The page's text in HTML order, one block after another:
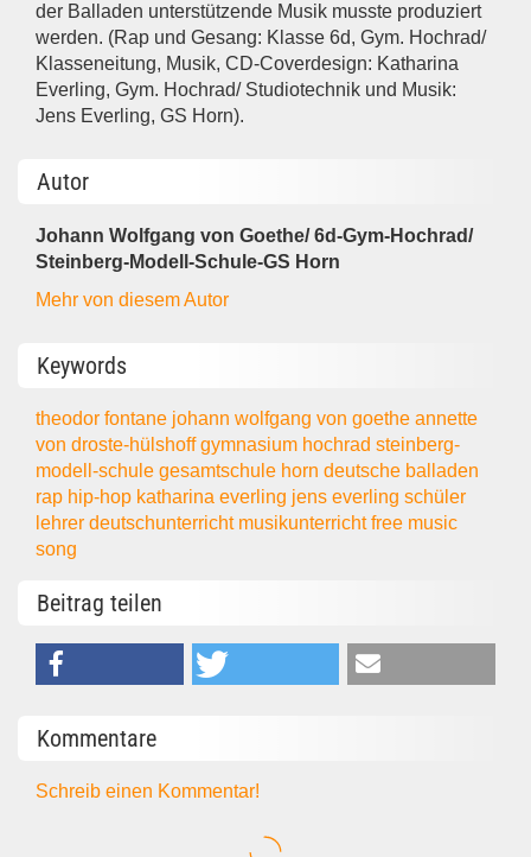
der Balladen unterstützende Musik musste produziert
werden. (Rap und Gesang: Klasse 6d, Gym. Hochrad/
Klasseneitung, Musik, CD-Coverdesign: Katharina
Everling, Gym. Hochrad/ Studiotechnik und Musik:
Jens Everling, GS Horn).
Autor
Johann Wolfgang von Goethe/ 6d-Gym-Hochrad/
Steinberg-Modell-Schule-GS Horn
Mehr von diesem Autor
Keywords
theodor fontane johann wolfgang von goetheannette
von droste-hülshoffgymnasium hochradsteinberg-
modell-schulegesamtschule horndeutsche balladen
rap hip-hop katharina everling jens everlingschüler
lehrerdeutschunterricht musikunterrichtfree music
song
Beitrag teilen
Kommentare
Schreib einen Kommentar!